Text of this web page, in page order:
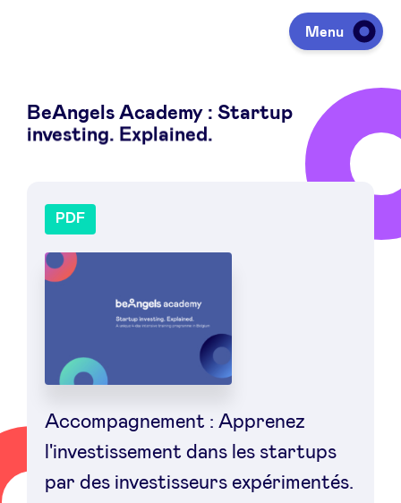
Menu
Investir
Lever des fonds
Portfolio
Agenda
À propos
Actualités
BeAngels Academy : Startup
investing. Explained.
Accompagnement : Apprenez
l'investissement dans les startups
par des investisseurs expérimentés.